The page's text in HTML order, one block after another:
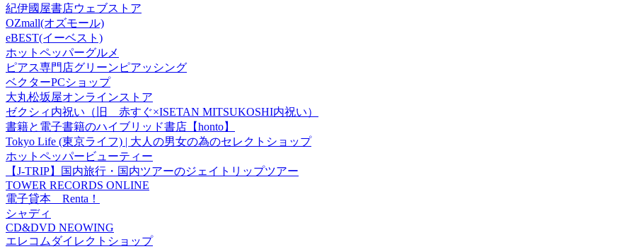
紀伊國屋書店ウェブストア
OZmall(オズモール)
eBEST(イーベスト)
ホットペッパーグルメ
ピアス専門店グリーンピアッシング
ベクターPCショップ
大丸松坂屋オンラインストア
ゼクシィ内祝い（旧 赤すぐ×ISETAN MITSUKOSHI内祝い）
書籍と電子書籍のハイブリッド書店【honto】
Tokyo Life (東京ライフ) | 大人の男女の為のセレクトショップ
ホットペッパービューティー
【J-TRIP】国内旅行・国内ツアーのジェイトリップツアー
TOWER RECORDS ONLINE
電子貸本 Renta！
シャディ
CD&DVD NEOWING
エレコムダイレクトショップ